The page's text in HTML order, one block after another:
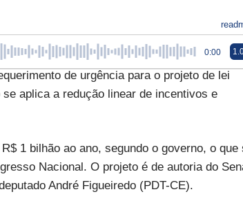
0:00
de urgência para o projeto de lei
aplica a redução linear de incentivos e
1 bilhão ao ano, segundo o governo, o que
Nacional. O projeto é de autoria do
André Figueiredo (PDT-CE).